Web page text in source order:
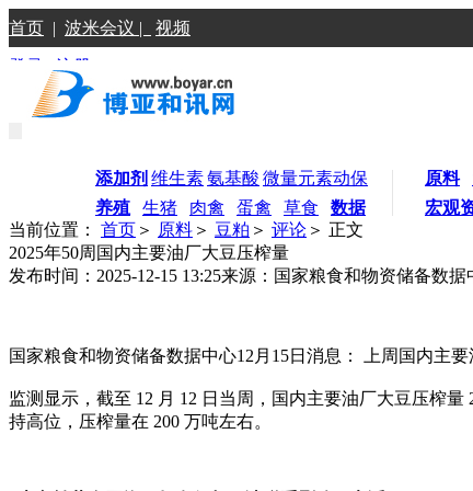
首页 | 波米会议 | 视频
登录 |注册
添加剂 维生素氨基酸 微量元素动保
养殖
生猪 肉禽 蛋禽 草食 数据
原料
宏观
当前位置： 首页 ＞ 原料 ＞ 豆粕 ＞ 评论 ＞ 正文
2025年50周国内主要油厂大豆压榨量
发布时间：2025-12-15 13:25来源：国家粮食和物资储备数据
国家粮食和物资储备数据中心12月15日消息： 上周国内主要
监测显示，截至 12 月 12 日当周，国内主要油厂大豆压榨
持高位，压榨量在 200 万吨左右。